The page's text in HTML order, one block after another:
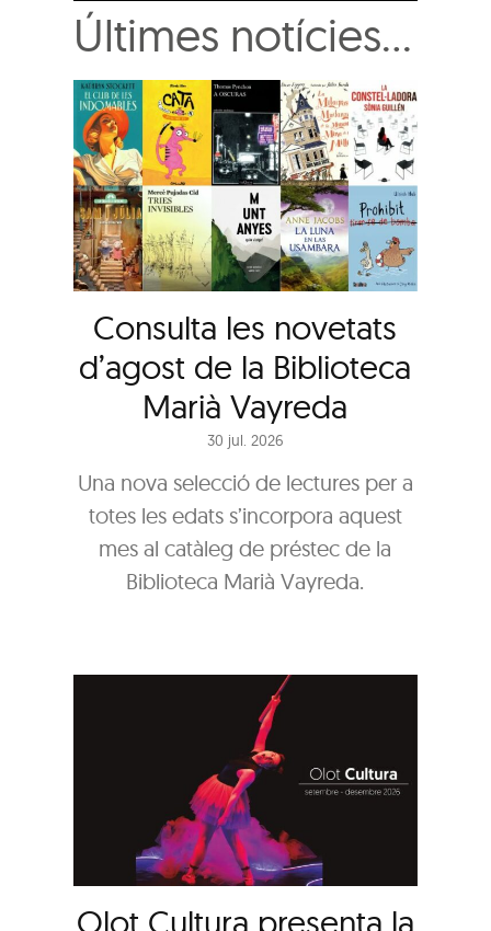
Últimes notícies…
Consulta les novetats
d’agost de la Biblioteca
Marià Vayreda
30 jul. 2026
Una nova selecció de lectures per a
totes les edats s’incorpora aquest
mes al catàleg de préstec de la
Biblioteca Marià Vayreda.